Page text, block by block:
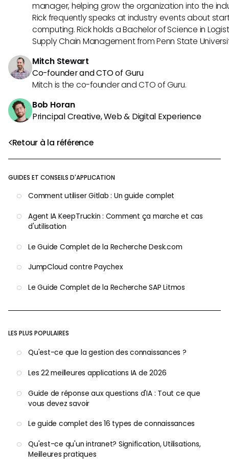
Retour à la référence
GUIDES ET CONSEILS D'APPLICATION
Comment utiliser Gitlab : Un guide complet
Agent IA KeepTruckin : Comment ça marche et cas
d'utilisation
Le Guide Complet de la Recherche Desk.com
JumpCloud contre Paychex
Le Guide Complet de la Recherche SAP Litmos
LES PLUS POPULAIRES
Qu'est-ce que la gestion des connaissances ?
Les 22 meilleures applications IA de 2026
Guide de réponse aux questions d'IA : Tout ce que
vous devez savoir
Le guide complet des 16 types de connaissances
Qu'est-ce qu'un intranet? Signification, Utilisations,
Meilleures pratiques
manager, helping grow the organization into the
Rick frequently speaks at industry events about
computing. Rick holds a Bachelor of Science in
Supply Chain Management from Penn State
Mitch Stewart
Co-founder and CTO of Guru
Mitch is the co-founder and CTO of Guru.
Bob Horan
Principal Creative, Web & Digital Experience